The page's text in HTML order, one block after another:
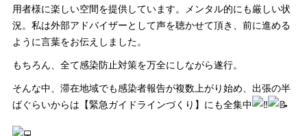
用者様に楽しい空間を提供しています。メンタル的にも厳しい状
況。私は外部アドバイザーとして声を聴かせて頂き、前に進める
ように言葉をお伝えしました。
もちろん、全て感染防止対策を万全にしながら遂行。
そんな中、滞在地域でも感染者報告が複数上がり始め、出張の半
ばぐらいからは【緊急ガイドラインづくり】にも全集中